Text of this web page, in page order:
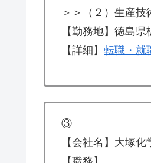
＞＞（２）生産技
【勤務地】徳島
【詳細】 転職・就
③
【会社名】大塚